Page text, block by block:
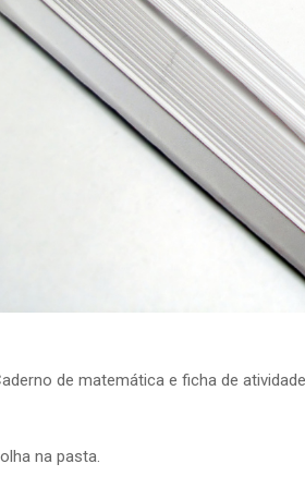
de matemática e ficha de
na pasta.